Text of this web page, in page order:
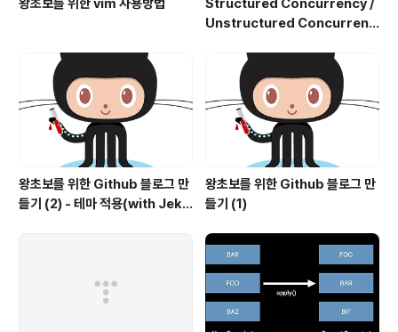
왕초보를 위한 vim 사용방법
Structured Concurrency /
Unstructured Concurrenc
왕초보를 위한 Github 블로그 만
들기 (2) - 테마 적용(with Jekyl
왕초보를 위한 Github 블로그 만
들기 (1)